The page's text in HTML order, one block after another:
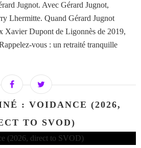
Jugnot. Avec Gérard Jugnot,
Lhermitte. Quand Gérard Jugnot
Xavier Dupont de Ligonnès de 2019,
vous : un retraité tranquille
: VOIDANCE (2026,
TO SVOD)